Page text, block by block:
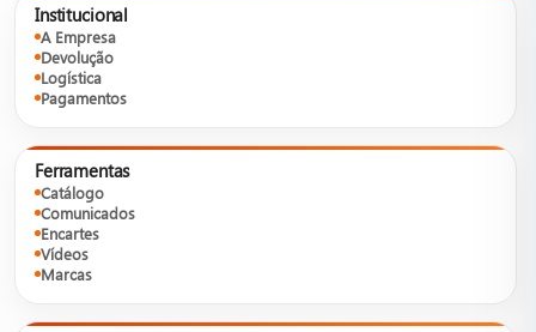
Institucional
A Empresa
Devolução
Logística
Pagamentos
Ferramentas
Catálogo
Comunicados
Encartes
Vídeos
Marcas